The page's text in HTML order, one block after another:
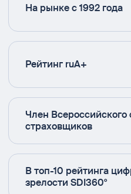
На рынке с 1992 года
Рейтинг ruA+
Член Всероссийского
страховщиков
В топ-10 рейтинга
зрелости SDI360°